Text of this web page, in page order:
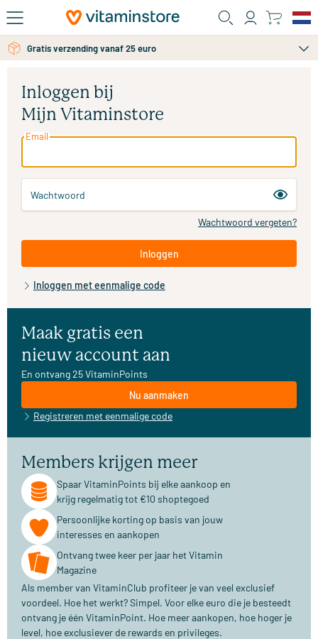
Ga naar de hoofdinhoud
Gratis verzending vanaf 25 euro
Inloggen bij
Mijn Vitaminstore
Email
Wachtwoord
Wachtwoord vergeten?
Inloggen
Inloggen met eenmalige code
Maak gratis een
nieuw account aan
En ontvang 25 VitaminPoints
Nu aanmaken
Registreren met eenmalige code
Members krijgen meer
Spaar VitaminPoints bij elke aankoop en
krijg regelmatig tot €10 shoptegoed
Persoonlijke korting op basis van jouw
interesses en aankopen
Ontvang twee keer per jaar het Vitamin
Magazine
Als member van VitaminClub profiteer je van veel exclusief
voordeel. Hoe het werkt? Simpel. Voor elke euro die je besteedt
ontvang je één VitaminPoint. Hoe meer aankopen, hoe hoger je
level, hoe exclusiever de rewards en privileges.